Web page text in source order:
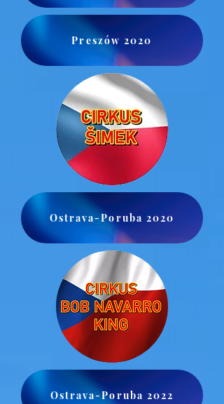
Preszów 2020
Ostrava-Poruba 2020
Ostrava-Poruba 2022